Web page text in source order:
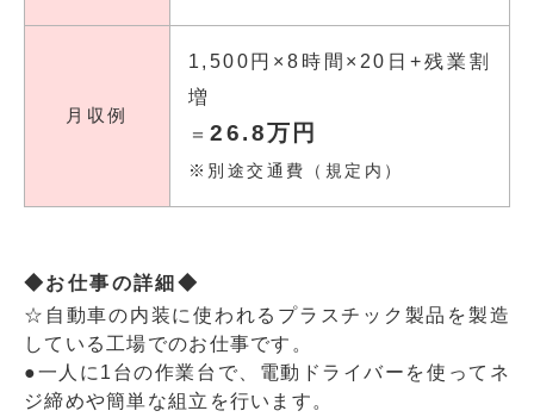
月収例
1,500円×8時間×20日+残業割
増
＝26.8万円
※別途交通費（規定内）
◆お仕事の詳細◆
☆自動車の内装に使われるプラスチック製品を製造
している工場でのお仕事です。
●一人に1台の作業台で、電動ドライバーを使ってネ
ジ締めや簡単な組立を行います。